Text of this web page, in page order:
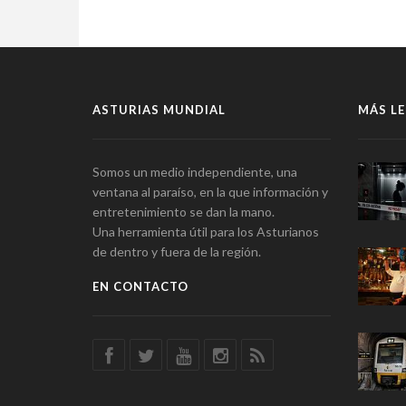
ASTURIAS MUNDIAL
Somos un medio independiente, una
ventana al paraíso, en la que información y
entretenimiento se dan la mano.
Una herramienta útil para los Asturianos
de dentro y fuera de la región.
EN CONTACTO
MÁS